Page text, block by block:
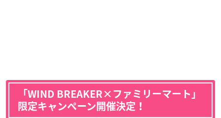
「WIND BREAKER×ファミリーマート」
限定キャンペーン開催決定！